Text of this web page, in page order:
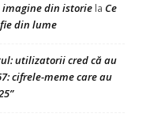
din istorie la Ce
din lume
utilizatorii cred că au
cifrele-meme care au